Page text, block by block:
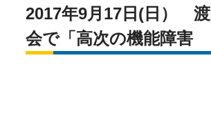
2017年9月17日(日）　
会で「高次の機能障害